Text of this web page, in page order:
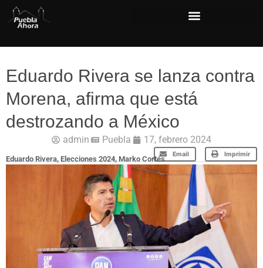
Eduardo Rivera se lanza contra
Morena, afirma que está
destrozando a México
admin Puebla 17, febrero 2024
Email Imprimir
Eduardo Rivera, Elecciones 2024, Marko Cortés